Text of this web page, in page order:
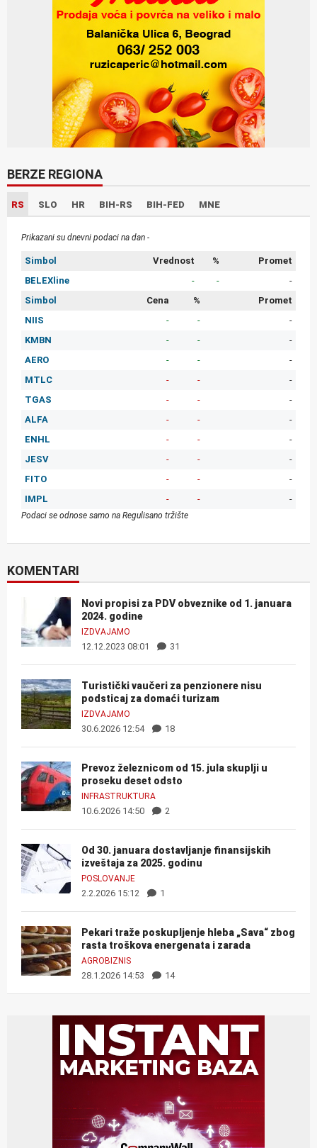
BERZE REGIONA
RS SLO HR BIH-RS BIH-FED MNE
Prikazani su dnevni podaci na dan -
Simbol Vrednost %
Promet
BELEXline
- -
-
Simbol
Cena %
Promet
NIIS
- -
-
KMBN
- -
-
AERO
- -
-
MTLC
- -
-
TGAS
- -
-
ALFA
- -
-
ENHL
- -
-
JESV
- -
-
FITO
- -
-
IMPL
- - -
Podaci se odnose samo na Regulisano tržište
KOMENTARI
Novi propisi za PDV obveznike od 1. januara
2024. godine
IZDVAJAMO
12.12.2023 08:01 31
Turistički vaučeri za penzionere nisu
podsticaj za domaći turizam
IZDVAJAMO
30.6.2026 12:54 18
Prevoz železnicom od 15. jula skuplji u
proseku deset odsto
INFRASTRUKTURA
10.6.2026 14:50 2
Od 30. januara dostavljanje finansijskih
izveštaja za 2025. godinu
POSLOVANJE
2.2.2026 15:12 1
Pekari traže poskupljenje hleba „Sava“ zbog
rasta troškova energenata i zarada
AGROBIZNIS
28.1.2026 14:53 14